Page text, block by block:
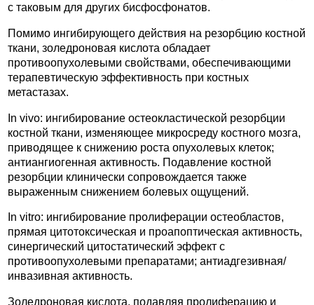
с таковым для других бисфосфонатов.
Помимо ингибирующего действия на резорбцию костной
ткани, золедроновая кислота обладает
противоопухолевыми свойствами, обеспечивающими
терапевтическую эффективность при костных
метастазах.
In vivo: ингибирование остеокластической резорбции
костной ткани, изменяющее микросреду костного мозга,
приводящее к снижению роста опухолевых клеток;
антиангиогенная активность. Подавление костной
резорбции клинически сопровождается также
выраженным снижением болевых ощущений.
In vitro: ингибирование пролиферации остеобластов,
прямая цитотоксическая и проапоптическая активность,
синергический цитостатический эффект с
противоопухолевыми препаратами; антиадгезивная/
инвазивная активность.
Золедроновая кислота, подавляя пролиферацию и